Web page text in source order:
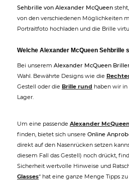
Sehbrille von Alexander McQueen
von den verschiedenen Möglichkeiten
Portraitfoto hochladen und die Brille
Welche Alexander McQueen Sehbrille
Bei unserem Alexander McQueen
Wahl. Bewährte Designs wie die
Gestell oder die Brille rund haben wir
Lager.
Um eine passende Alexander
finden, bietet sich unsere Online
direkt auf den Nasenrücken setzen
diesem Fall das Gestell) noch drückt,
Sicherheit wertvolle Hinweise und
Glasses“ hat eine ganze Menge Tipps